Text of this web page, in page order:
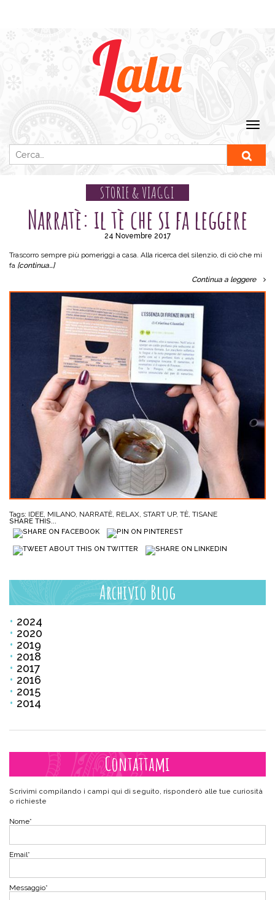
STORIE & VIAGGI
Narratè: il tè che si fa leggere
24 Novembre 2017
Trascorro sempre più pomeriggi a casa. Alla ricerca del silenzio, di ciò che mi
fa [continua…]
Continua a leggere
Tags: IDEE, MILANO, NARRATÈ, RELAX, START UP, TÈ, TISANE
SHARE THIS...
Archivio Blog
2024
2020
2019
2018
2017
2016
2015
2014
Contattami
Scrivimi compilando i campi qui di seguito, risponderò alle tue curiosità
o richieste
Nome*
Email*
Messaggio*